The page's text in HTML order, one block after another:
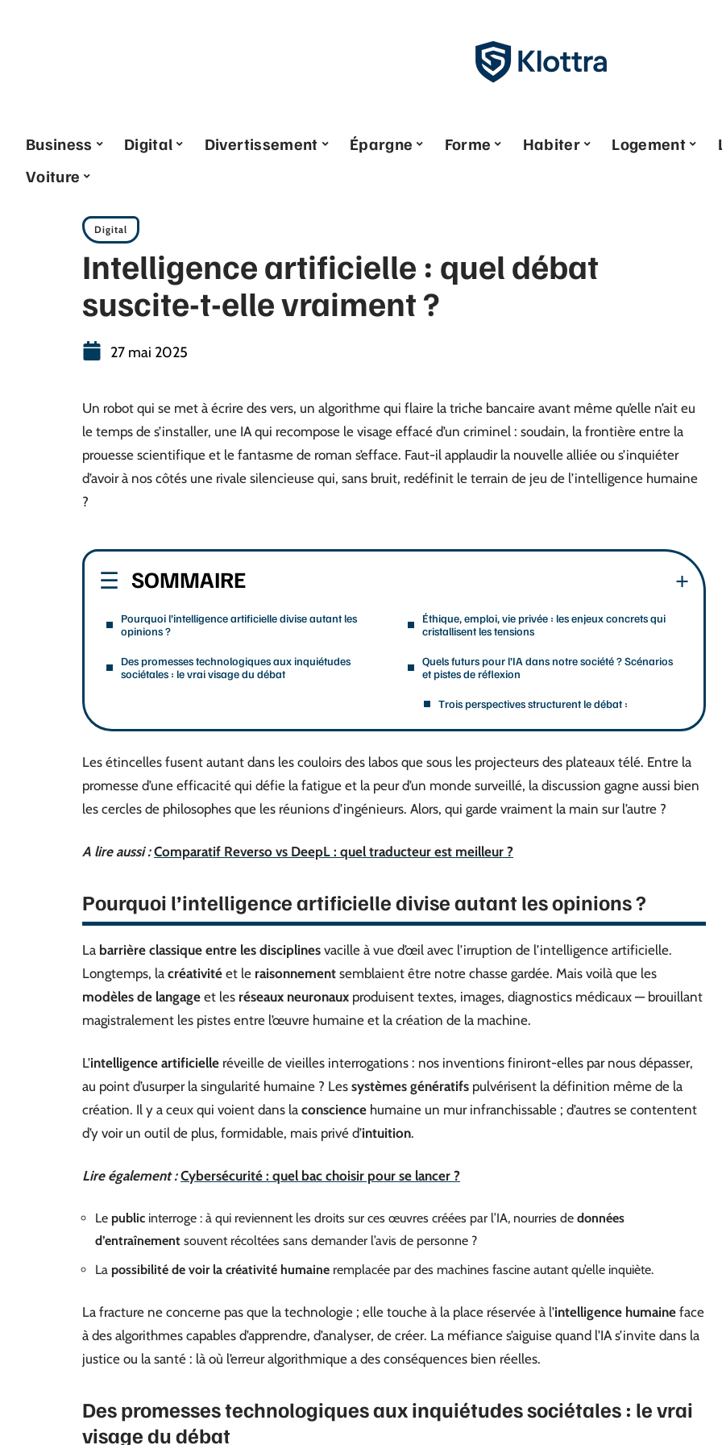
Business Digital Divertissement Épargne Forme Habiter Logement
Voiture
Digital
Intelligence artificielle : quel débat
suscite-t-elle vraiment ?
27 mai 2025
Un robot qui se met à écrire des vers, un algorithme qui flaire la triche bancaire avant même qu’elle n’ait eu
le temps de s’installer, une IA qui recompose le visage effacé d’un criminel : soudain, la frontière entre la
prouesse scientifique et le fantasme de roman s’efface. Faut-il applaudir la nouvelle alliée ou s’inquiéter
d’avoir à nos côtés une rivale silencieuse qui, sans bruit, redéfinit le terrain de jeu de l’intelligence humaine
?
SOMMAIRE
Pourquoi l’intelligence artificielle divise autant les
opinions ?
Des promesses technologiques aux inquiétudes
sociétales : le vrai visage du débat
Éthique, emploi, vie privée : les enjeux concrets qui
cristallisent les tensions
Quels futurs pour l’IA dans notre société ? Scénarios
et pistes de réflexion
Trois perspectives structurent le débat :
Les étincelles fusent autant dans les couloirs des labos que sous les projecteurs des plateaux télé. Entre la
promesse d’une efficacité qui défie la fatigue et la peur d’un monde surveillé, la discussion gagne aussi bien
les cercles de philosophes que les réunions d’ingénieurs. Alors, qui garde vraiment la main sur l’autre ?
A lire aussi : Comparatif Reverso vs DeepL : quel traducteur est meilleur ?
Pourquoi l’intelligence artificielle divise autant les opinions ?
La barrière classique entre les disciplines vacille à vue d’œil avec l’irruption de l’intelligence artificielle.
Longtemps, la créativité et le raisonnement semblaient être notre chasse gardée. Mais voilà que les
modèles de langage et les réseaux neuronaux produisent textes, images, diagnostics médicaux — brouillant
magistralement les pistes entre l’œuvre humaine et la création de la machine.
L’intelligence artificielle réveille de vieilles interrogations : nos inventions finiront-elles par nous dépasser,
au point d’usurper la singularité humaine ? Les systèmes génératifs pulvérisent la définition même de la
création. Il y a ceux qui voient dans la conscience humaine un mur infranchissable ; d’autres se contentent
d’y voir un outil de plus, formidable, mais privé d’intuition.
Lire également : Cybersécurité : quel bac choisir pour se lancer ?
Le public interroge : à qui reviennent les droits sur ces œuvres créées par l’IA, nourries de données
d’entraînement souvent récoltées sans demander l’avis de personne ?
La possibilité de voir la créativité humaine remplacée par des machines fascine autant qu’elle inquiète.
La fracture ne concerne pas que la technologie ; elle touche à la place réservée à l’intelligence humaine face
à des algorithmes capables d’apprendre, d’analyser, de créer. La méfiance s’aiguise quand l’IA s’invite dans la
justice ou la santé : là où l’erreur algorithmique a des conséquences bien réelles.
Des promesses technologiques aux inquiétudes sociétales : le vrai
visage du débat